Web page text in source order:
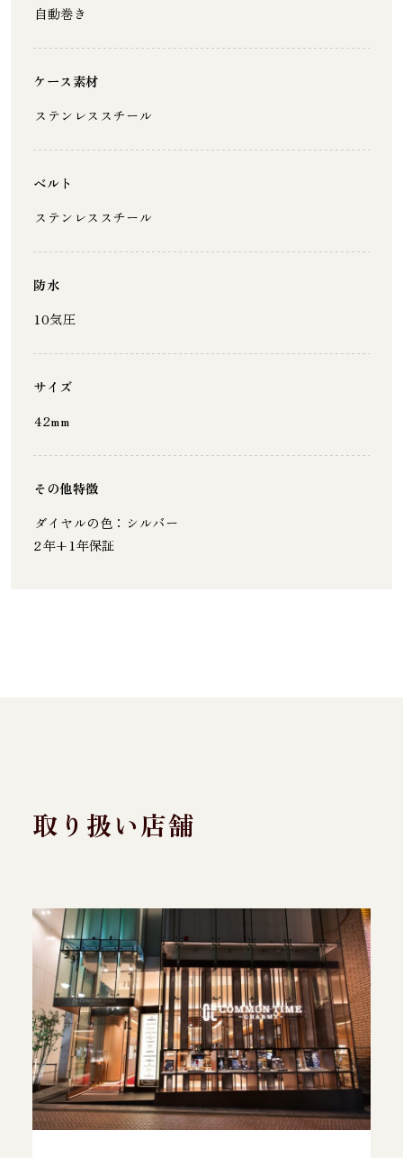
自動巻き
ケース素材
ステンレススチール
ベルト
ステンレススチール
防水
10気圧
サイズ
42mm
その他特徴
ダイヤルの色：シルバー
2年+1年保証
取り扱い店舗